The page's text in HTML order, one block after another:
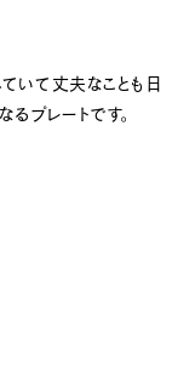
いて丈夫なことも日
プレートです。